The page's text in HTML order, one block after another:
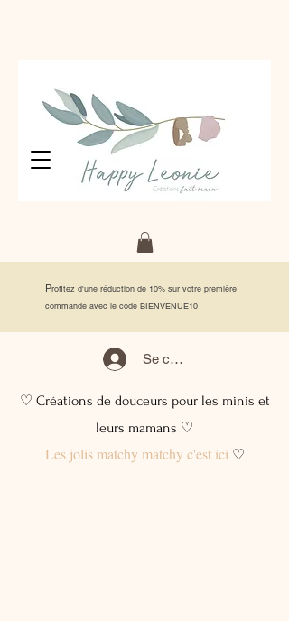
Profitez d'une réduction de 10% sur votre première
commande avec le code BIENVENUE10
Se connecter
♡ Créations de douceurs pour les minis et
leurs mamans ♡
Les jolis matchy matchy c'est ici♡